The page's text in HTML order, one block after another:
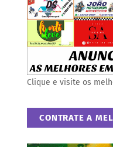
Clique e visite os
CONTRATE A